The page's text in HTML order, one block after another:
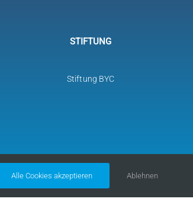
Alle Cookies akzeptieren Ablehnen